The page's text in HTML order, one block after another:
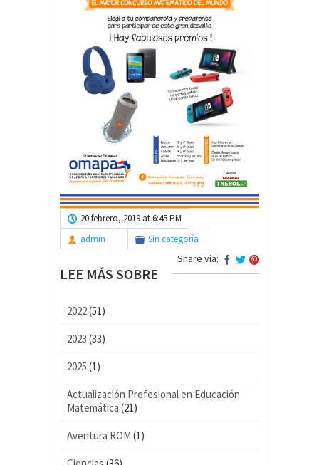
20 febrero, 2019 at 6:45 PM
admin
Sin categoría
Share via:
LEE MÁS SOBRE
2022(51)
2023 (33)
2025 (1)
Actualización Profesional en Educación
Matemática (21)
Aventura ROM (1)